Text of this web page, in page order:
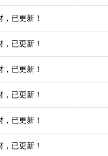
已更新！
已更新！
已更新！
已更新！
已更新！
已更新！